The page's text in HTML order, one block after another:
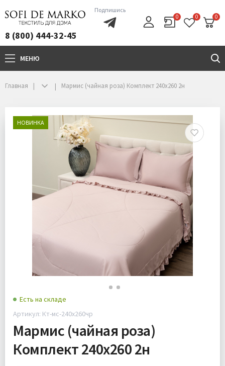
8 (800) 444-32-45
Подпишись
0 0 0
МЕНЮ
+7(800)444-32-45
Главная Мармис (чайная роза) Комплект 240х260 2н
НОВИНКА
Есть на складе
Артикул: Кт-мс-240х260чр
Мармис (чайная роза)
Комплект 240х260 2н